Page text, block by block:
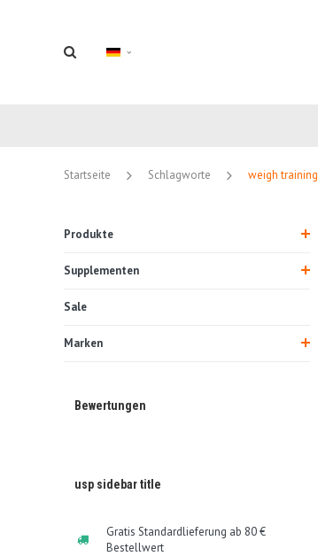
Startseite Schlagworte weigh training
Produkte
Supplementen
Sale
Marken
Bewertungen
usp sidebar title
Gratis Standardlieferung ab 80 €
Bestellwert